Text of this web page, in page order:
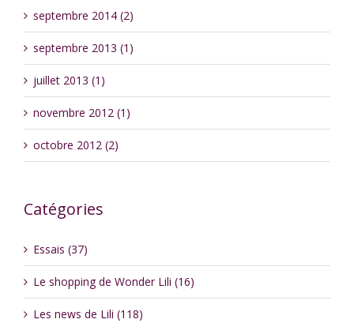
septembre 2014 (2)
septembre 2013 (1)
juillet 2013 (1)
novembre 2012 (1)
octobre 2012 (2)
Catégories
Essais (37)
Le shopping de Wonder Lili (16)
Les news de Lili (118)